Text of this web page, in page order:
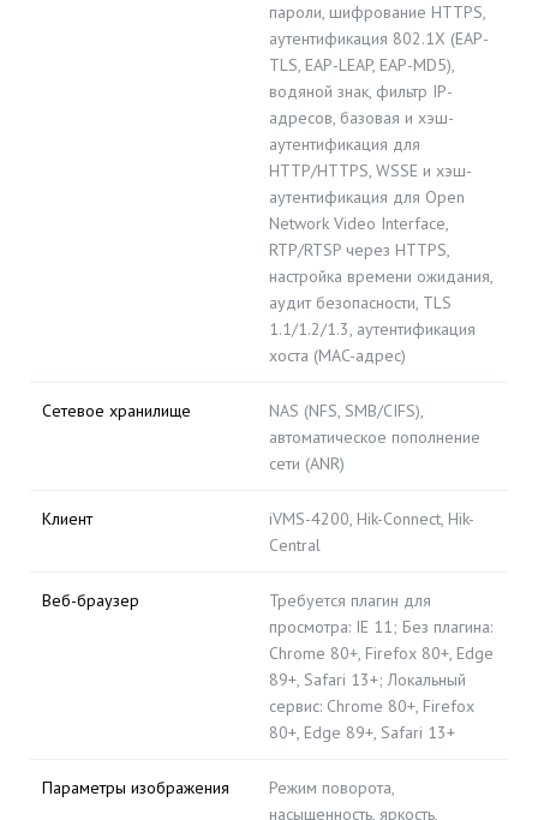
пароли, шифрование HTTPS,
аутентификация 802.1X (EAP-
TLS, EAP-LEAP, EAP-MD5),
водяной знак, фильтр IP-
адресов, базовая и хэш-
аутентификация для
HTTP/HTTPS, WSSE и хэш-
аутентификация для Open
Network Video Interface,
RTP/RTSP через HTTPS,
настройка времени ожидания,
аудит безопасности, TLS
1.1/1.2/1.3, аутентификация
хоста (MAC-адрес)
Сетевое хранилище
NAS (NFS, SMB/CIFS),
автоматическое пополнение
сети (ANR)
Клиент
iVMS-4200, Hik-Connect, Hik-
Central
Веб-браузер
Требуется плагин для
просмотра: IE 11; Без плагина:
Chrome 80+, Firefox 80+, Edge
89+, Safari 13+; Локальный
сервис: Chrome 80+, Firefox
80+, Edge 89+, Safari 13+
Параметры изображения
Режим поворота,
насыщенность, яркость,